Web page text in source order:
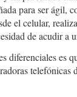
para ser ágil,
el celular,
de acudir a
diferenciales es
telefónicas